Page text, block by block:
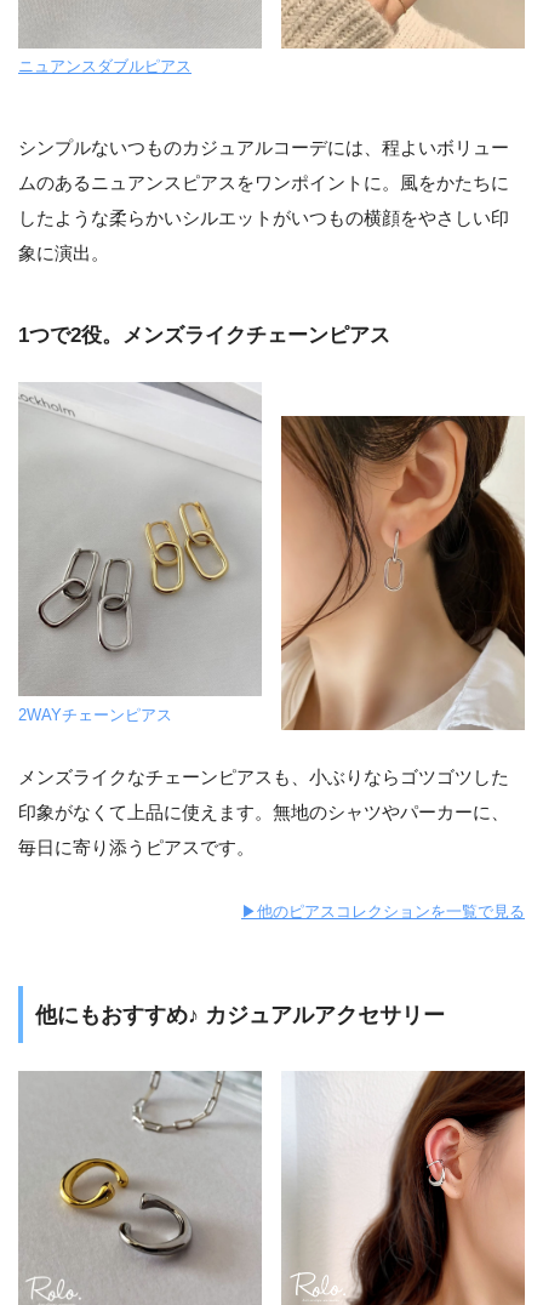
ニュアンスダブルピアス
シンプルないつものカジュアルコーデには、程よいボリュー
ムのあるニュアンスピアスをワンポイントに。風をかたちに
したような柔らかいシルエットがいつもの横顔をやさしい印
象に演出。
1つで2役。メンズライクチェーンピアス
2WAYチェーンピアス
メンズライクなチェーンピアスも、小ぶりならゴツゴツした
印象がなくて上品に使えます。無地のシャツやパーカーに、
毎日に寄り添うピアスです。
▶︎他のピアスコレクションを一覧で見る
他にもおすすめ♪ カジュアルアクセサリー